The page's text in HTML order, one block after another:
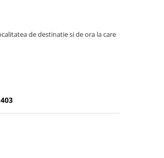
de destinatie si de ora la care